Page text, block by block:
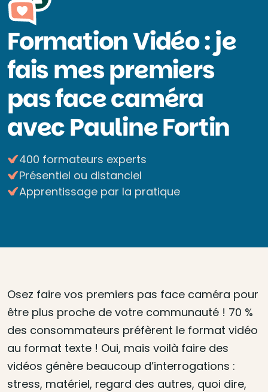
FormationVidéo : je
fais mes premiers
pas face caméra
avec Pauline Fortin
400 formateurs experts
Présentiel ou distanciel
Apprentissage par la pratique
Osez faire vos premiers pas face caméra pour
être plus proche de votre communauté ! 70 %
des consommateurs préfèrent le format vidéo
au format texte ! Oui, mais voilà faire des
vidéos génère beaucoup d’interrogations :
stress, matériel, regard des autres, quoi dire,